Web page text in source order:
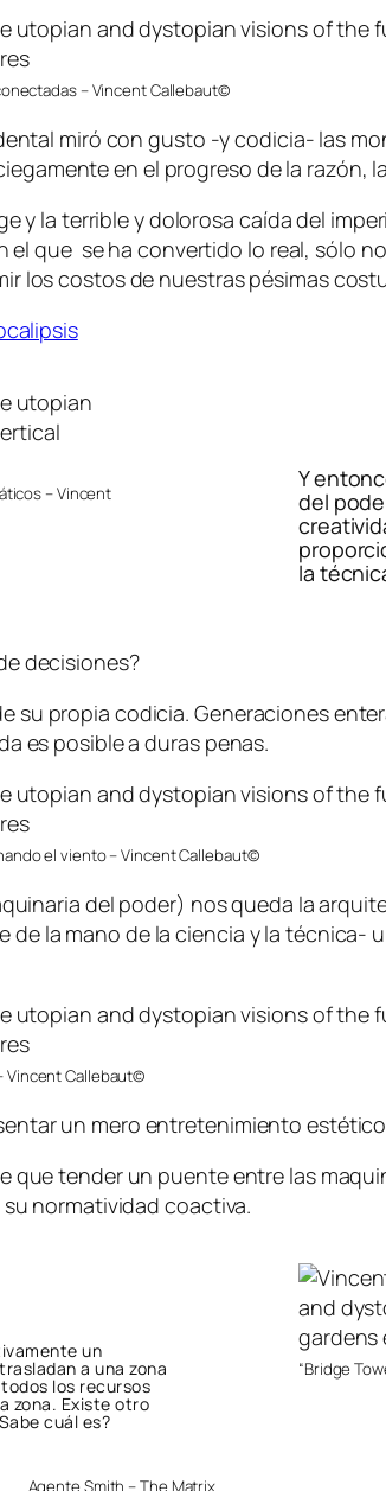
– Vincent Callebaut©
miró con gusto -y codicia- las
en el progreso de la razón,
y la terrible y dolorosa caída del
que se ha convertido lo real, sólo
los costos de nuestras pésimas
– Vincent
Y
del
la
decisiones?
su propia codicia. Generaciones
es posible a duras penas.
el viento – Vincent Callebaut©
del poder) nos queda la
la mano de la ciencia y la técnica-
Vincent Callebaut©
un mero entretenimiento
tender un puente entre las
normatividad coactiva.
un
a una zona
los recursos
zona. Existe otro
cuál es?
Agente Smith – The Matrix
“Bridge